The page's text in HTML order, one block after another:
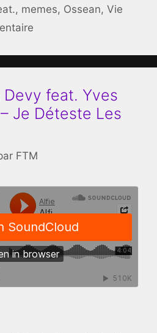
, memes, Ossean,Vie
feat. Yves
Je Déteste Les
FTM